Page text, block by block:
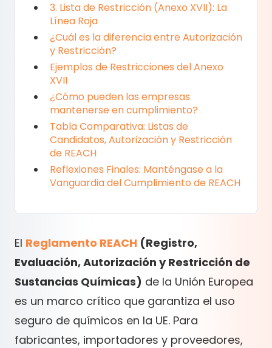
3. Lista de Restricción (Anexo XVII): La
Línea Roja
¿Cuál es la diferencia entre Autorización
y Restricción?
Ejemplos de Restricciones del Anexo
XVII
¿Cómo pueden las empresas
mantenerse en cumplimiento?
Tabla Comparativa: Listas de
Candidatos, Autorización y Restricción
de REACH
Reflexiones Finales: Manténgase a la
Vanguardia del Cumplimiento de REACH
El Reglamento REACH (Registro,
Evaluación, Autorización y Restricción de
Sustancias Químicas) de la Unión Europea
es un marco crítico que garantiza el uso
seguro de químicos en la UE. Para
fabricantes, importadores y proveedores,